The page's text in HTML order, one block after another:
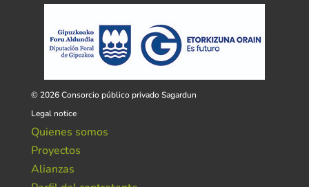
© 2026 Consorcio público privado Sagardun
Legal notice
Quienes somos
Proyectos
Alianzas